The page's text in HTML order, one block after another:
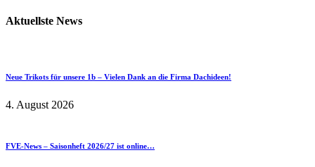
Aktuellste News
Neue Trikots für unsere 1b – Vielen Dank an die Firma Dachideen!
4. August 2026
FVE-News – Saisonheft 2026/27 ist online…